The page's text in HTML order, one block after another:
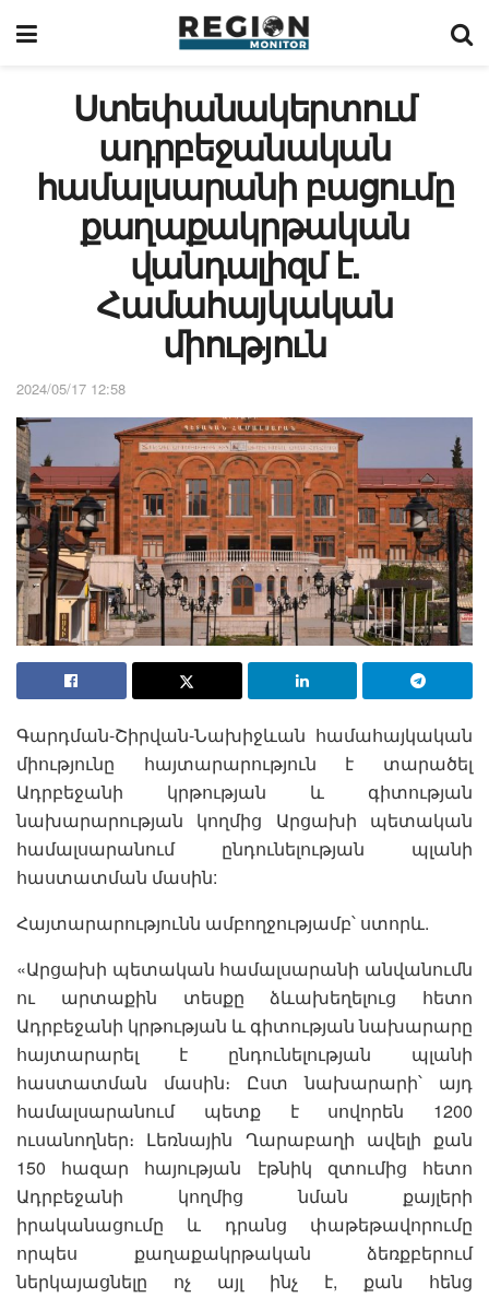
Ստեփանակերտում
ադրբեջանական
համալսարանի բացումը
քաղաքակրթական
վանդալիզմ է.
Համահայկական
միություն
2024/05/17 12:58
Գարդման-Շիրվան-Նախիջևան համահայկական
միությունը հայտարարություն է տարածել
Ադրբեջանի կրթության և գիտության
նախարարության կողմից Արցախի պետական
համալսարանում ընդունելության պլանի
հաստատման մասին:
Հայտարարությունն ամբողջությամբ՝ ստորև.
«Արցախի պետական համալսարանի անվանումն
ու արտաքին տեսքը ձևախեղելուց հետո
Ադրբեջանի կրթության և գիտության նախարարը
հայտարարել է ընդունելության պլանի
հաստատման մասին։ Ըստ նախարարի՝ այդ
համալսարանում պետք է սովորեն 1200
ուսանողներ։ Լեռնային Ղարաբաղի ավելի քան
150 հազար հայության էթնիկ զտումից հետո
Ադրբեջանի կողմից նման քայլերի
իրականացումը և դրանց փաթեթավորումը
որպես քաղաքակրթական ձեռքբերում
ներկայացնելը ոչ այլ ինչ է, քան հենց